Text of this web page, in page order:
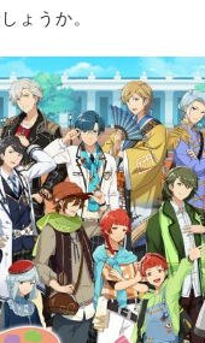
ょうか。